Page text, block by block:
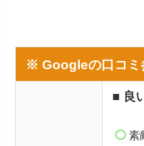
※ Googleの口コミ
■ 良
素